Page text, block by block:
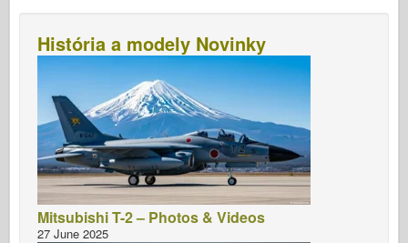
História a modely Novinky
Mitsubishi T-2 – Photos & Videos
27 June 2025